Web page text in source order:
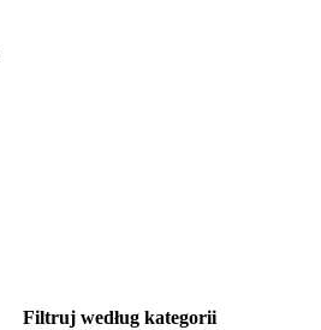
Filtruj według kategorii